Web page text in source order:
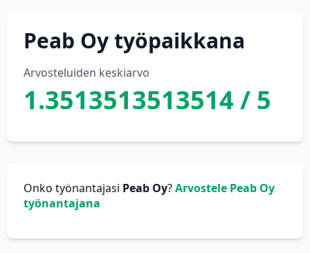
Peab Oy työpaikkana
Arvosteluiden keskiarvo
1.3513513513514 / 5
Onko työnantajasi Peab Oy?Arvostele Peab Oy
työnantajana